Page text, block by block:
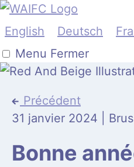
English Deutsch
Menu Fermer
Précédent
31 janvier 2024 |
Bonne